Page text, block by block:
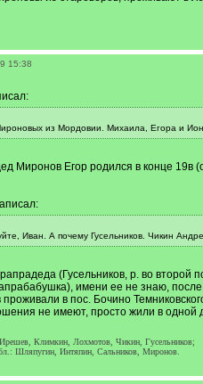
15:38
из Мордовии. Михаила, Егора и
Миронов Егор родился в конце 19в
Иван. А почему Гусельников. Чикин
(Гусельников, р. во второй
имени ее не знаю,
в пос. Бочино
не имеют, просто жили в одной
Климкин, Лохмотов, Чикин, Гусельников;
Шляпугин, Интяпин, Сальников, Миронов.